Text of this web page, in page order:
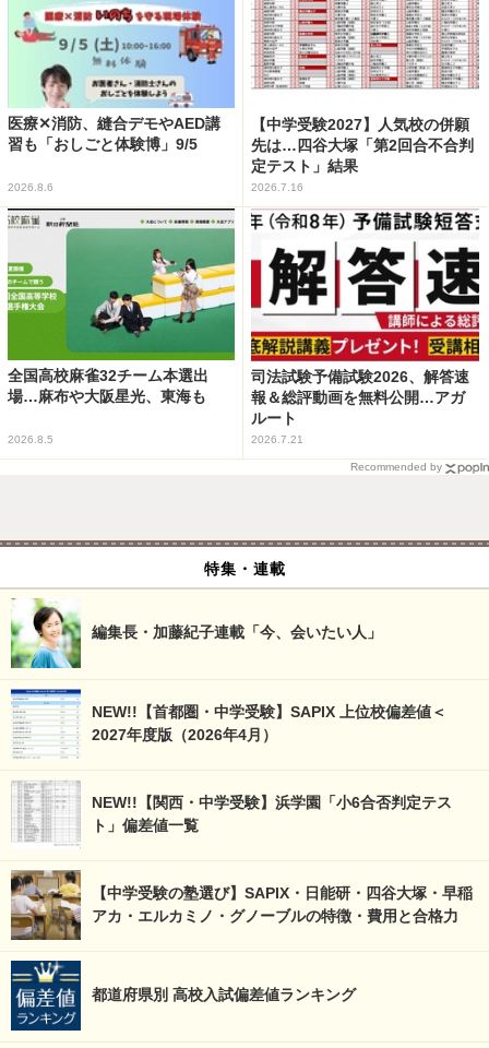
医療✕消防、縫合デモやAED講
習も「おしごと体験博」9/5
2026.8.6
【中学受験2027】人気校の併願
先は…四谷大塚「第2回合不合判
定テスト」結果
2026.7.16
全国高校麻雀32チーム本選出
場…麻布や大阪星光、東海も
2026.8.5
司法試験予備試験2026、解答速
報＆総評動画を無料公開…アガ
ルート
2026.7.21
Recommended by
特集・連載
編集長・加藤紀子連載「今、会いたい人」
NEW!!【首都圏・中学受験】SAPIX 上位校偏差値＜
2027年度版（2026年4月）
NEW!!【関西・中学受験】浜学園「小6合否判定テス
ト」偏差値一覧
【中学受験の塾選び】SAPIX・日能研・四谷大塚・早稲
アカ・エルカミノ・グノーブルの特徴・費用と合格力
都道府県別 高校入試偏差値ランキング